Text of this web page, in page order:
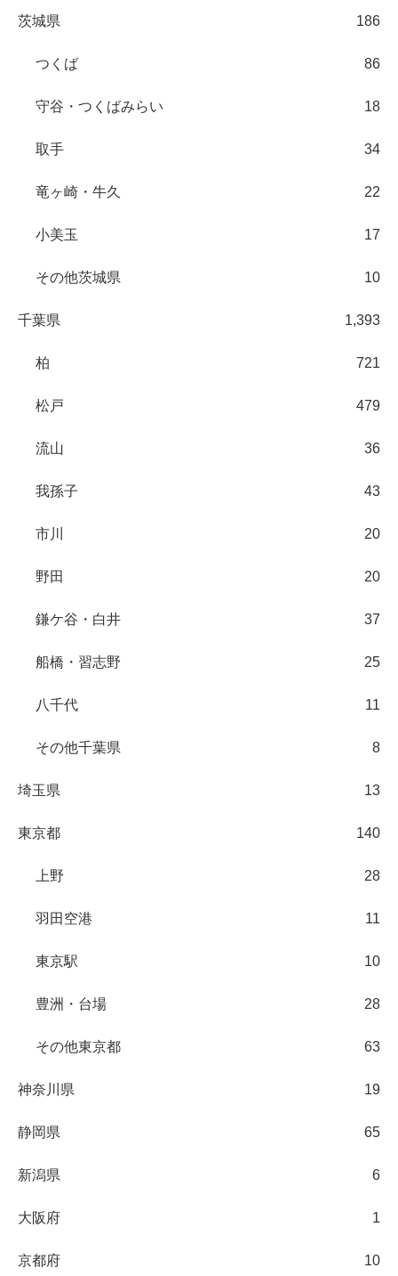
茨城県 186
つくば 86
守谷・つくばみらい 18
取手 34
竜ヶ崎・牛久 22
小美玉 17
その他茨城県 10
千葉県 1,393
柏 721
松戸 479
流山 36
我孫子 43
市川 20
野田 20
鎌ケ谷・白井 37
船橋・習志野 25
八千代 11
その他千葉県 8
埼玉県 13
東京都 140
上野 28
羽田空港 11
東京駅 10
豊洲・台場 28
その他東京都 63
神奈川県 19
静岡県 65
新潟県 6
大阪府 1
京都府 10